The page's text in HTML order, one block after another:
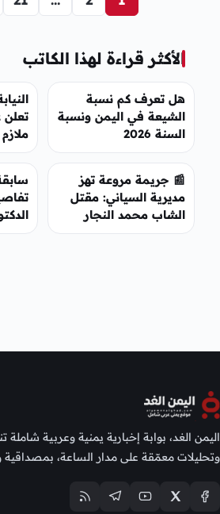
الأكثر قراءة لهذا الكاتب
هل تعرف كم نسبة
الشيعة في اليمن ونسبة
السنة 2026
📰 جريمة مروعة تهز
مديرية السياني: مقتل
الشاب محمد النجار
تحت التعذيب
اليمن الغد، بوابة إخبارية يمنية وعربية شاملة
وتحليلات معمّقة على مدار الساعة،